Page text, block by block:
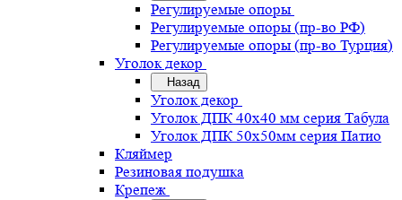
Регулируемые опоры
Регулируемые опоры (пр-во РФ)
Регулируемые опоры (пр-во Турция)
Уголок декор
Назад
Уголок декор
Уголок ДПК 40х40 мм серия Табула
Уголок ДПК 50х50мм серия Патио
Кляймер
Резиновая подушка
Крепеж